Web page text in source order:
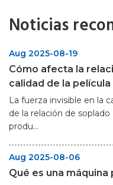
Noticias
Aug 2025-08-19
Cómo afecta la
calidad de la
La fuerza invisible en la
de la relación de
produ...
Aug 2025-08-06
Qué es una